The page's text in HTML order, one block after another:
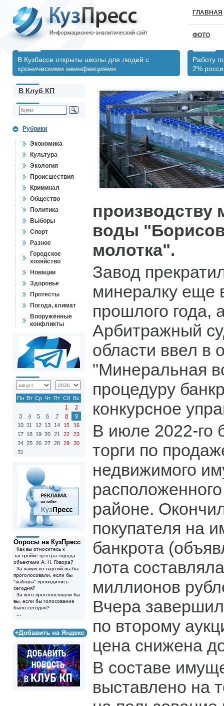
ГЛАВНАЯ
ФОТО
В Кузбассе открыты школы для людей с
хроническими неинфекциями
Работу
2%
В Клуб КП
Рубрики
Экономика
Культура
Экология
Происшествия
Криминал
Общество
Политика
Выборы
Спорт
Разное
Городское
хозяйство
Новации
Здоровье
Протесты
Погода, климат
Вооружённые
конфликты
Пн Вт Ср Чт Пт Сб Вс
1
2
3
4 5 6 7 8
9
10 11 12 13 14 15
16
17 18 19 20 21 22
23
24 25 26 27 28 29
30
31
Опросы на КузПресс
Как вы относитесь к
застройке центра города
объектами А. Н. Говора?
За какую из партий вы бы
проголосовали, если бы
"выборы" проводились
сегодня?
За кого проголосовали бы
вы, если бы голосование
было сегодня?
производству
воды
молотка".
Завод
минералку еще
прошлого года,
Арбитражный
области ввел
"Минеральная
процедуру
конкурсное
В июле 2022-го
торги по
недвижимого
районе.
покупателя на
банкрота
лота
миллионов
Вчера
по второму
цена снижена
В составе
выставлено на